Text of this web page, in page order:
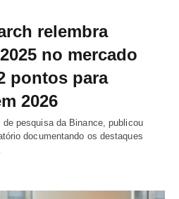
relembra
no mercado
pontos para
2026
pesquisa da Binance, publicou
documentando os destaques